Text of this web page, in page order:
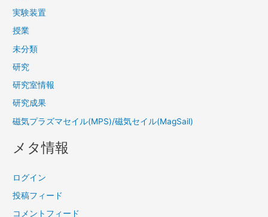
実験装置
授業
未分類
研究
研究室情報
研究成果
磁気プラズマセイル(MPS)/磁気セイル(MagSail)
メタ情報
ログイン
投稿フィード
コメントフィード